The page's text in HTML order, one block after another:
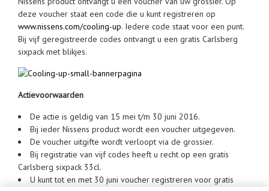
deze voucher staat een code die u kunt registreren op
www.nissens.com/cooling-up. Iedere code staat voor een punt.
Bij vijf geregistreerde codes ontvangt u een gratis Carlsberg
sixpack met blikjes.
Actievoorwaarden
De actie is geldig van 15 mei t/m 30 juni 2016.
Bij ieder Nissens product wordt een voucher uitgegeven.
De voucher uitgifte wordt verloopt via de grossier.
Bij registratie van vijf codes heeft u recht op een gratis
Carlsberg sixpack 33cl.
U kunt tot en met 30 juni voucher registreren voor gratis